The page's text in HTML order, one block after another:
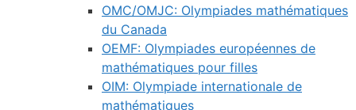
OMC/OMJC: Olympiades mathématiques
du Canada
OEMF: Olympiades européennes de
mathématiques pour filles
OIM: Olympiade internationale de
mathématiques